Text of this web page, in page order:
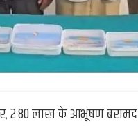
2.80 लाख के आभूषण बरामद